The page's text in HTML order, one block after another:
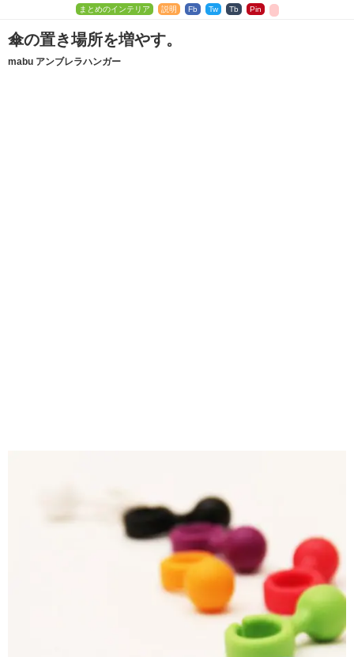
まとめのインテリア 説明 Fb Tw Tb Pin
傘の置き場所を増やす。
mabu アンブレラハンガー